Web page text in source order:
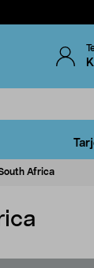
Africa